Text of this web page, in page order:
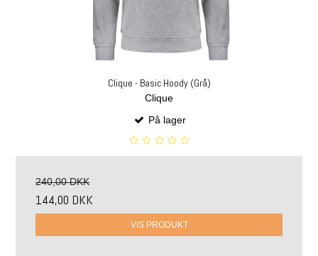
Clique - Basic Hoody (Grå)
Clique
På lager
240,00 DKK
144,00 DKK
VIS PRODUKT